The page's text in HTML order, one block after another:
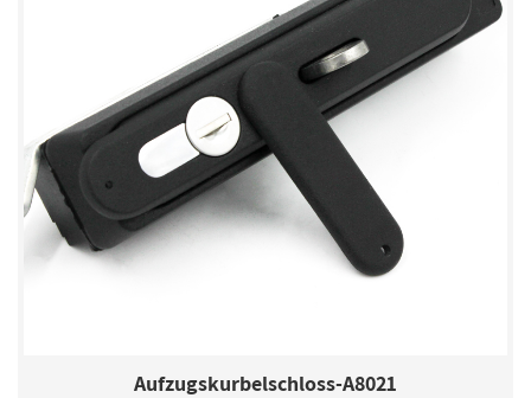
Aufzugskurbelschloss-A8021